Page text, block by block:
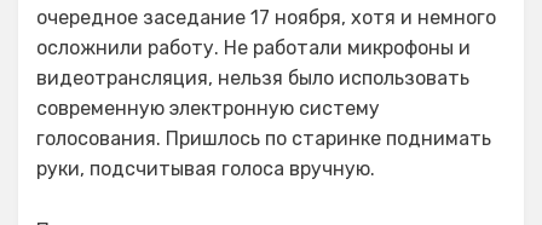
очередное заседание 17 ноября, хотя и немного
осложнили работу. Не работали микрофоны и
видеотрансляция, нельзя было использовать
современную электронную систему
голосования. Пришлось по старинке поднимать
руки, подсчитывая голоса вручную.